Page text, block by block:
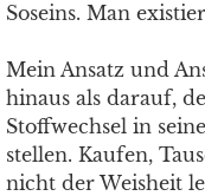
Soseins. Man
Mein Ansatz und
hinaus als darauf,
Stoffwechsel in
stellen. Kaufen,
nicht der Weisheit